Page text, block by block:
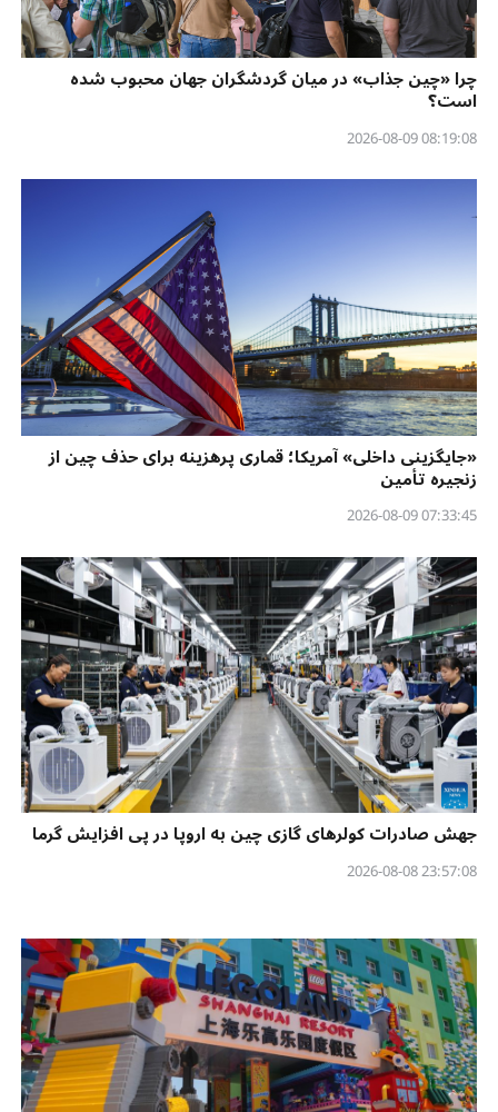
چرا «چین جذاب» در میان گردشگران جهان محبوب شده
است؟
08:19:08 2026-08-09
«جایگزینی داخلی» آمریکا؛ قماری پرهزینه برای حذف چین از
زنجیره تأمین
07:33:45 2026-08-09
جهش صادرات کولرهای گازی چین به اروپا در پی افزایش گرما
23:57:08 2026-08-08